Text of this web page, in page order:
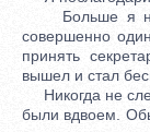
Больше я не
совершенно
принять
вышел и стал
Никогда не
были вдвоем.